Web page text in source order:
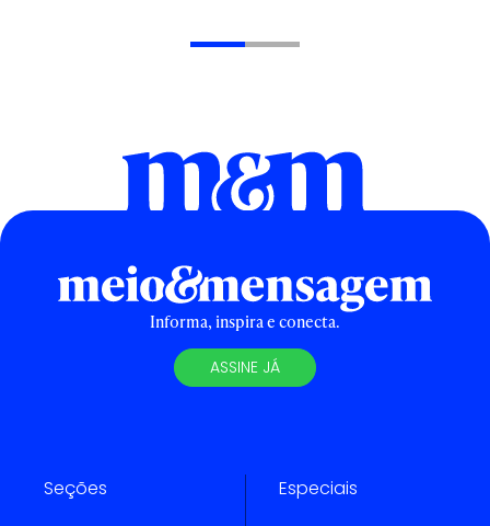
Informa, inspira e conecta.
ASSINE JÁ
Seções Especiais